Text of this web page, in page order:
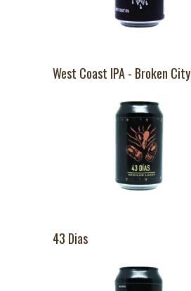
West Coast IPA - Broken City
43 Dias